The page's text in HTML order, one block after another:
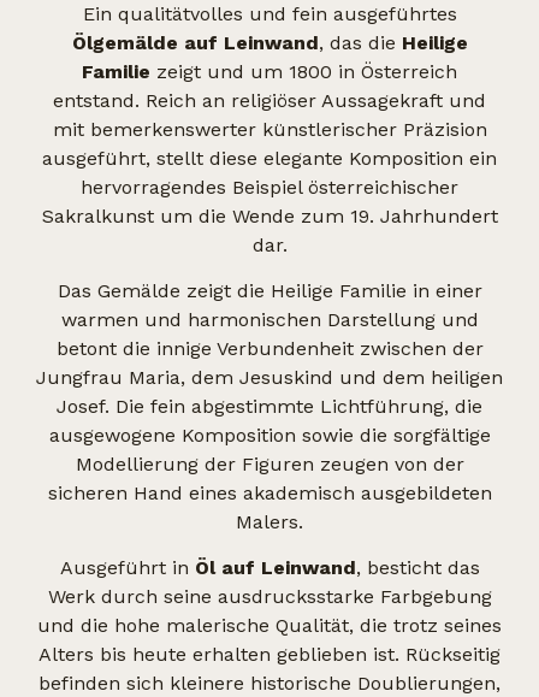
Ein qualitätvolles und fein ausgeführtes
Ölgemälde auf Leinwand, das die Heilige
Familie zeigt und um 1800 in Österreich
entstand. Reich an religiöser Aussagekraft und
mit bemerkenswerter künstlerischer Präzision
ausgeführt, stellt diese elegante Komposition ein
hervorragendes Beispiel österreichischer
Sakralkunst um die Wende zum 19. Jahrhundert
dar.
Das Gemälde zeigt die Heilige Familie in einer
warmen und harmonischen Darstellung und
betont die innige Verbundenheit zwischen der
Jungfrau Maria, dem Jesuskind und dem heiligen
Josef. Die fein abgestimmte Lichtführung, die
ausgewogene Komposition sowie die sorgfältige
Modellierung der Figuren zeugen von der
sicheren Hand eines akademisch ausgebildeten
Malers.
Ausgeführt in Öl auf Leinwand, besticht das
Werk durch seine ausdrucksstarke Farbgebung
und die hohe malerische Qualität, die trotz seines
Alters bis heute erhalten geblieben ist. Rückseitig
befinden sich kleinere historische Doublierungen,